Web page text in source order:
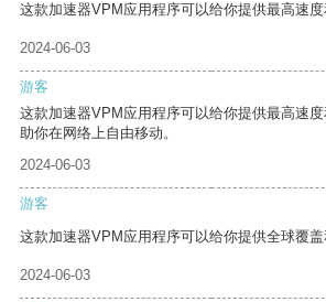
这款加速器VPM应用程序可以给你提供最高速度
2024-06-03
游客
这款加速器VPM应用程序可以给你提供最高速
助你在网络上自由移动。
2024-06-03
游客
这款加速器VPM应用程序可以给你提供全球覆盖
2024-06-03